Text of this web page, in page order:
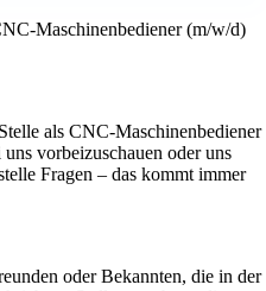
Maschinenbediener (m/w/d)
als CNC-Maschinenbediener
vorbeizuschauen oder uns
Fragen – das kommt immer
oder Bekannten, die in der